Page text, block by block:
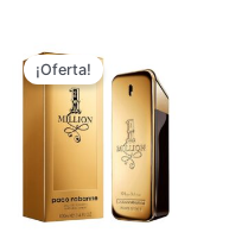
¡Oferta!
precio
original
era:
$ 240.000.